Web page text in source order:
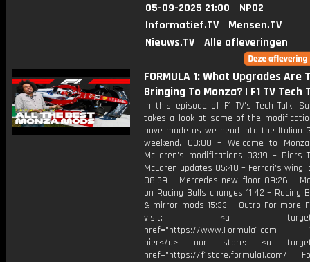
05-09-2025 21:00
NPO2
Informatief.TV
Mensen.TV
Nieuws.TV
Alle afleveringen
FORMULA 1: What Upgrades Are
Bringing To Monza? | F1 TV Tech
In this episode of F1 TV's Tech Talk,
takes a look at some of the
have made as we head into the Italian
weekend. 00:00 – Welcome to
McLaren's modifications 03:19 – Piers
McLaren updates 05:40 – Ferrari's wing
08:39 – Mercedes new floor 09:26 –
on Racing Bulls changes 11:42 – Racing
& mirror mods 15:33 – Outro For more
visit: <a
href="https://www.Formula1.com
hier</a> our store: <a
href="https://f1store.formula1.com/